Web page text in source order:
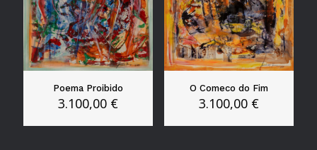
Poema Proibido
3.100,00 €
O Comeco do Fim
3.100,00 €